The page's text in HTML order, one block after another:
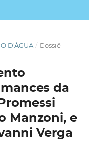
D'ÁGUA / Dossiê
da
Manzoni, e
Verga